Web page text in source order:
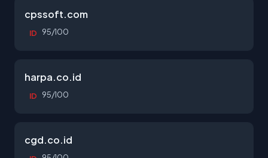
cpssoft.com
ID 95/100
harpa.co.id
ID 95/100
cgd.co.id